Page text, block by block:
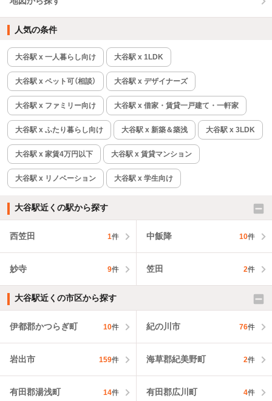
人気の条件
大谷駅 x 一人暮らし向け 大谷駅 x 1LDK
大谷駅 x ペット可（相談） 大谷駅 x デザイナーズ
大谷駅 x ファミリー向け 大谷駅 x 借家・賃貸一戸建て・一軒家
大谷駅 x ふたり暮らし向け 大谷駅 x 新築＆築浅 大谷駅 x 3LDK
大谷駅 x 家賃4万円以下 大谷駅 x 賃貸マンション
大谷駅 x リノベーション 大谷駅 x 学生向け
大谷駅近くの駅から探す
西笠田 1件 中飯降 10件
妙寺 9件 笠田 2件
大谷駅近くの市区から探す
伊都郡かつらぎ町 10件 紀の川市 76件
岩出市 159件 海草郡紀美野町 2件
有田郡湯浅町 14件 有田郡広川町 4件